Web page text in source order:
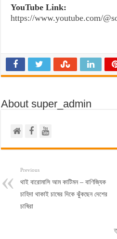
YouTube Link:
https://www.youtube.com/
About super_admin
Previous
থাই বারোমাসি আম কাটিমন – বাণিজ্যিক
চাহিদা থাকাই চাষের দিকে ঝুঁকছেন দেশের
চাষিরা